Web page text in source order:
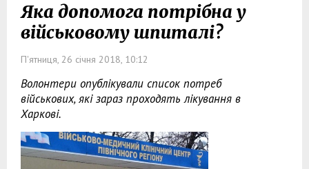
Яка допомога потрібна у
військовому шпиталі?
П'ятниця, 26 січня 2018, 10:12
Волонтери опублікували список потреб
військових, які зараз проходять лікування в
Харкові.